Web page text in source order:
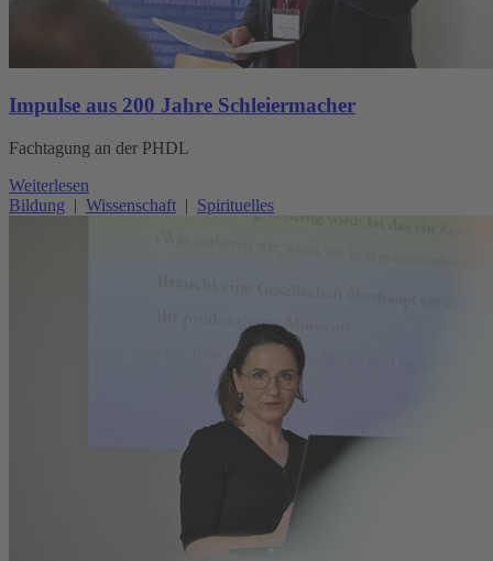
Impulse aus 200 Jahre Schleiermacher
Fachtagung an der PHDL
Weiterlesen
Bildung | Wissenschaft | Spirituelles